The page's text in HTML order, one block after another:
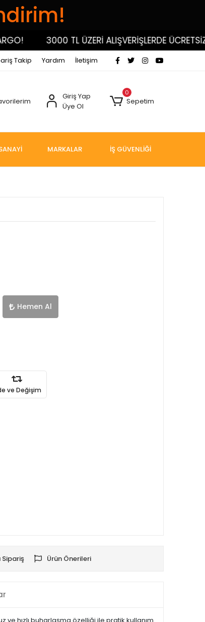
3000 TL ÜZERİ ALIŞVERİŞLERDE ÜCRETSİZ
Takip Yardım İletişim
Giriş Yap
Üye Ol
0
Sepetim
MARKALAR İŞ GÜVENLİĞİ
Hemen Al
ve Değişim
Ürün Önerileri